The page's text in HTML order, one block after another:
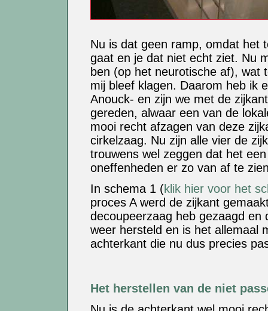
Nu is dat geen ramp, omdat het
gaat en je dat niet echt ziet. Nu
ben (op het neurotische af), wat
mij bleef klagen. Daarom heb ik
Anouck- en zijn we met de
gereden, alwaar een van de
mooi recht afzagen van deze
cirkelzaag. Nu zijn alle vier de
trouwens wel zeggen dat het
oneffenheden er zo van af te
In schema 1 (klik hier voor het
proces A werd de zijkant
decoupeerzaag heb gezaagd en
weer hersteld en is het allemaal
achterkant die nu dus precies
Het herstellen van de niet